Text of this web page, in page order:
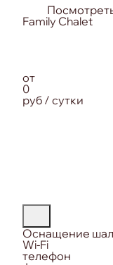
от
0
руб / сутки
Оснащение
Wi-Fi
телефон